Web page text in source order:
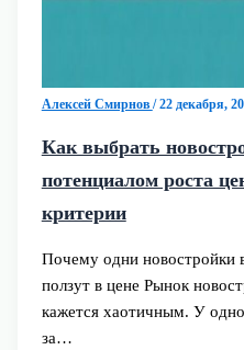
Алексей Смирнов /22 декабря,
Как выбрать
потенциалом роста
критерии
Почему одни новостройки
ползут в цене Рынок
кажется хаотичным. У
за…